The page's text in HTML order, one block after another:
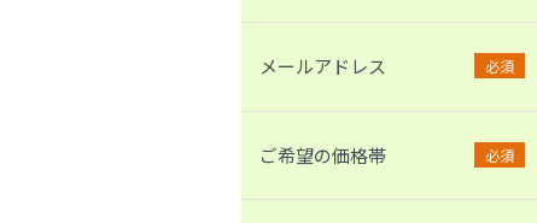
メールアドレス 必須
ご希望の価格帯 必須